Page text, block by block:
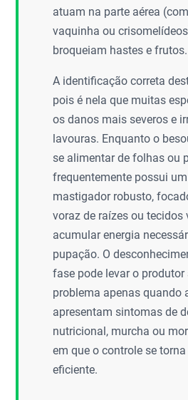
atuam na parte aérea
vaquinha ou
broqueiam hastes e frutos.
A identificação correta
pois é nela que muitas
os danos mais severos e
lavouras. Enquanto o
se alimentar de folhas ou
frequentemente possui
mastigador robusto,
voraz de raízes ou tecidos
acumular energia
pupação. O
fase pode levar o produtor
problema apenas quando
apresentam sintomas de
nutricional, murcha ou
em que o controle se
eficiente.